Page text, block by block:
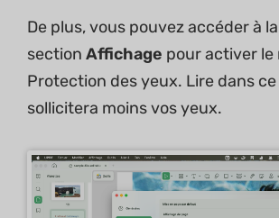
De plus, vous pouvez accéder à la
section Affichage pour activer le
Protection des yeux. Lire dans
sollicitera moins vos yeux.